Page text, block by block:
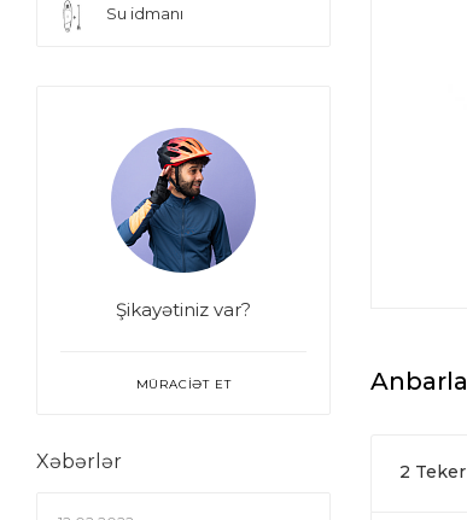
2
Su idmanı
Şikayətiniz var?
MÜRACİƏT ET
Xəbərlər